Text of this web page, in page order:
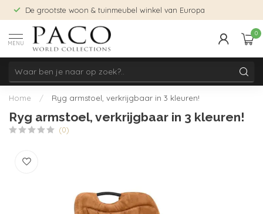
De grootste woon & tuinmeubel winkel van Europa
MENU
0
Home / Ryg armstoel, verkrijgbaar in 3 kleuren!
Ryg armstoel, verkrijgbaar in 3 kleuren!
(0)